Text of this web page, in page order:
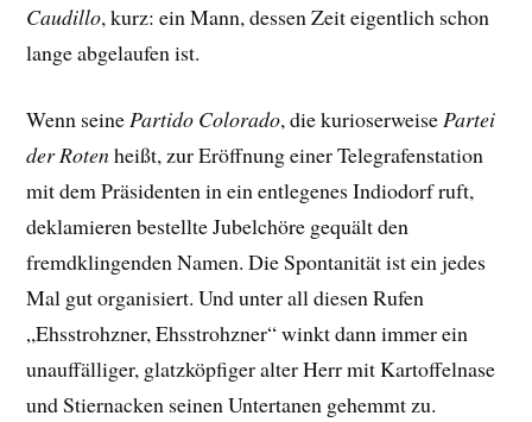
Caudillo, kurz: ein Mann, dessen Zeit eigentlich schon
lange abgelaufen ist.
Wenn seinePartido Colorado, die kurioserweisePartei
der Rotenheißt, zur Eröffnung einer Telegrafenstation
mit dem Präsidenten in ein entlegenes Indiodorf ruft,
deklamieren bestellte Jubelchöre gequält den
fremdklingenden Namen. Die Spontanität ist ein jedes
Mal gut organisiert. Und unter all diesen Rufen
„Ehsstrohzner, Ehsstrohzner“ winkt dann immer ein
unauffälliger, glatzköpfiger alter Herr mit Kartoffelnase
und Stiernacken seinen Untertanen gehemmt zu.